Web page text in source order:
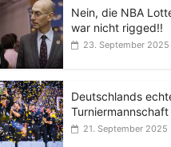
Nein, die NBA
war nicht rigged!!
23. September 2025
Deutschlands
Turniermannschaft
21. September 2025